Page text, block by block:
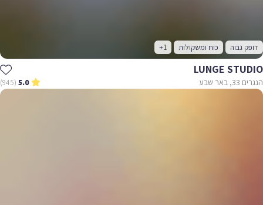
דופק גבוה כוח ומשקולות +1
LUNGE STUDIO
הנגרים 33, באר שבע 5.0
(945)